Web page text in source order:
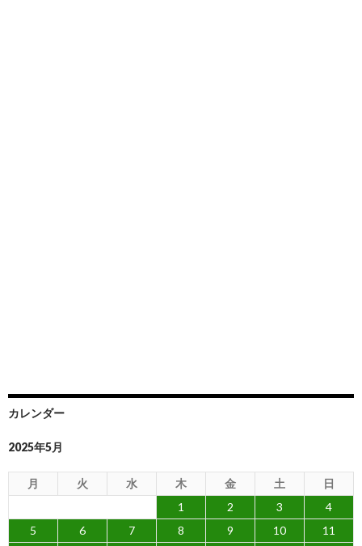
カレンダー
2025年5月
月 火 水 木 金 土
日
1
2 3
4
5
6 7 8 9 10
11